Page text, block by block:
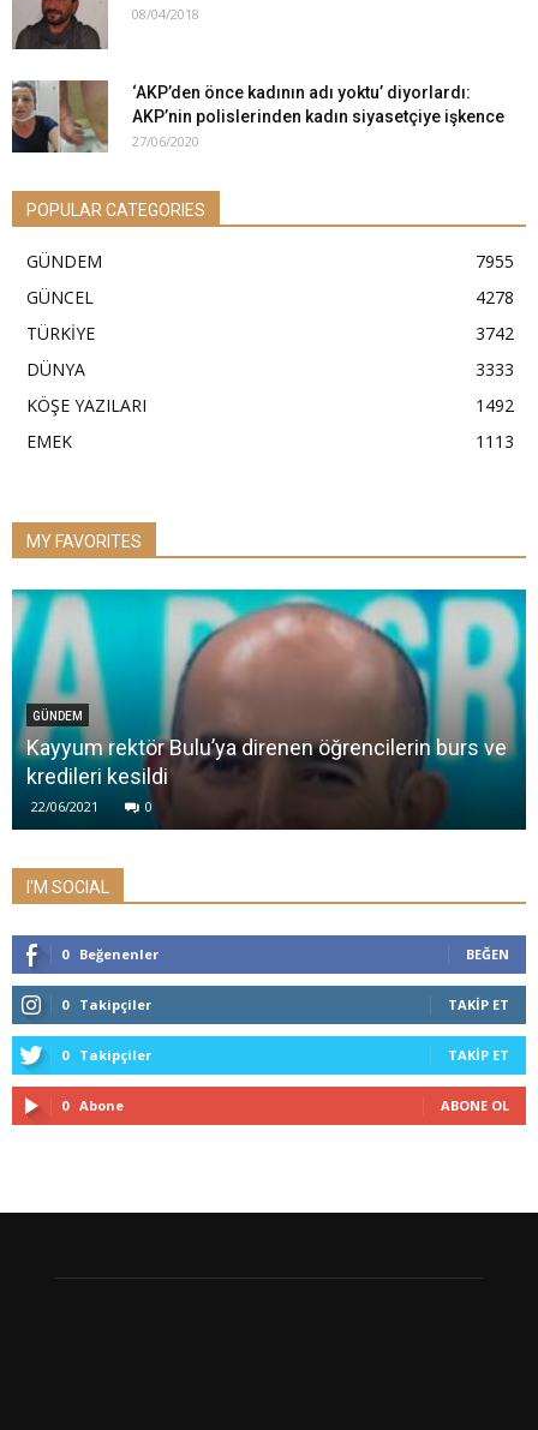
08/04/2018
‘AKP’den önce kadının adı yoktu’ diyorlardı:
AKP’nin polislerinden kadın siyasetçiye işkence
27/06/2020
POPULAR CATEGORIES
GÜNDEM
7955
GÜNCEL
4278
TÜRKİYE
3742
DÜNYA
3333
KÖŞE YAZILARI
1492
EMEK
1113
MY FAVORITES
GÜNDEM
Kayyum rektör Bulu’ya direnen öğrencilerin burs ve
kredileri kesildi
22/06/2021 0
I'M SOCIAL
0 Beğenenler BEĞEN
0 Takipçiler TAKIP ET
0 Takipçiler TAKIP ET
0 Abone ABONE OL